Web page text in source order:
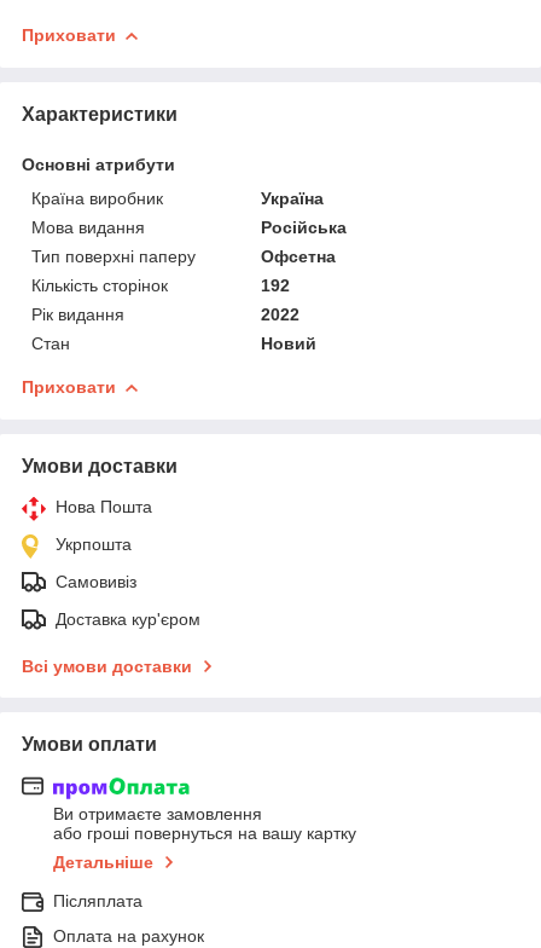
Приховати
Характеристики
Основні атрибути
Країна виробник
Україна
Мова видання
Російська
Тип поверхні паперу
Офсетна
Кількість сторінок
192
Рік видання
2022
Стан
Новий
Приховати
Умови доставки
Нова Пошта
Укрпошта
Самовивіз
Доставка кур'єром
Всі умови доставки
Умови оплати
Ви отримаєте замовлення
або гроші повернуться на вашу картку
Детальніше
Післяплата
Оплата на рахунок